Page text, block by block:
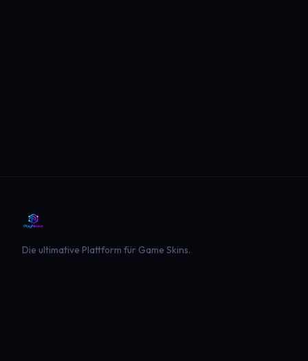
Die ultimative Plattform für Game Skins.